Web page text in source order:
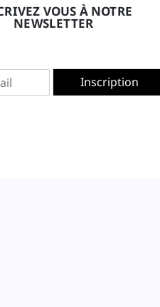
VOUS À NOTRE
NEWSLETTER
Inscription